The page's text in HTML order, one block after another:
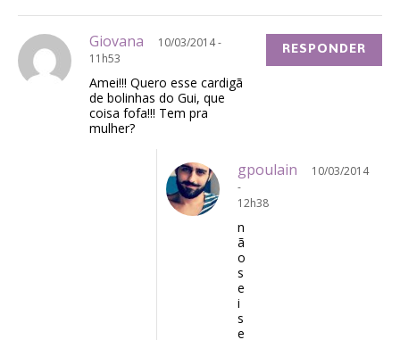
Giovana
10/03/2014 -
11h53
Amei!!! Quero esse cardigã
de bolinhas do Gui, que
coisa fofa!!! Tem pra
mulher?
RESPONDER
gpoulain
10/03/2014
-
12h38
n
ã
o
s
e
i
s
e